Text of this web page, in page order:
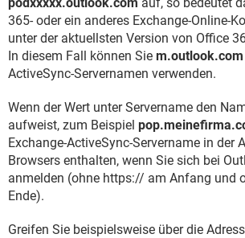
365- oder ein anderes Exchange-Online-
unter der aktuellsten Version von Office
In diesem Fall können Sie m.outlook.com
ActiveSync-Servernamen verwenden.
Wenn der Wert unter Servername den
aufweist, zum Beispiel
Exchange-ActiveSync-Servername in der
Browsers enthalten, wenn Sie sich bei
anmelden (ohne https:// am Anfang und
Ende).
Greifen Sie beispielsweise über die